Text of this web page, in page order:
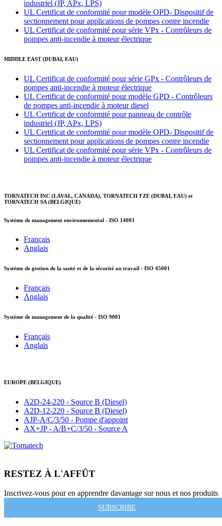
industriel (JP, APx, LPS)
UL Certificat de conformité pour modèle OPD- Dispositif de
sectionnement pour applications de pompes contre incendie
UL Certificat de conformité pour série VPx - Contrôleurs de
pompes anti-incendie à moteur électrique
MIDDLE EAST (DUBAI, EAU)
UL Certificat de conformité pour série GPx - Contrôleurs de
pompes anti-incendie à moteur électrique
UL Certificat de conformité pour modèle GPD - Contrôleurs
de pompes anti-incendie à moteur diesel
UL Certificat de conformité pour panneau de contrôle
industriel (JP, APx, LPS)
UL Certificat de conformité pour modèle OPD- Dispositif de
sectionnement pour applications de pompes contre incendie
UL Certificat de conformité pour série VPx - Contrôleurs de
pompes anti-incendie à moteur électrique
TORNATECH INC (LAVAL, CANADA), TORNATECH FZE (DUBAI, EAU) et
TORNATECH SA (BELGIQUE)
Système de management environnemental - ISO 14001
Français
Anglais
Système de gestion de la santé et de la sécurité au travail - ISO 45001
Français
Anglais
Système de management de la qualité - ISO 9001
Français
Anglais
EUROPE (BELGIQUE)
A2D-24-220 - Source B (Diesel)
A2D-12-220 - Source B (Diesel)
AJP-A/C/3/50 - Pompe d'appoint
AX+JP - A/B+C/3/50 - Source A
RESTEZ À L'AFFÛT
Inscrivez-vous pour en apprendre davantage sur nous et nos produits
SUBSCRIBE